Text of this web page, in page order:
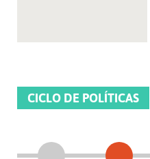
CICLO DE POLÍTICAS